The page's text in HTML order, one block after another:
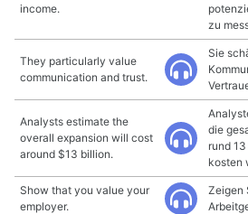
income.
zu
They particularly value
communication and trust.
Sie
Analysts estimate the
overall expansion will cost
around $13 billion.
die
rund
kosten
Show that you value your
employer.
Zeigen